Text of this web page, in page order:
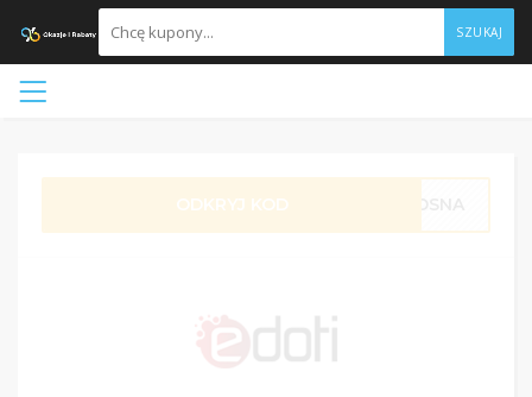
SZUKAJ
ODKRYJ KOD